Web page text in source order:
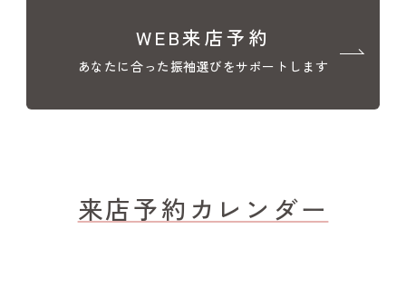
WEB来店予約
あなたに合った振袖選びをサポートします
来店予約カレンダー